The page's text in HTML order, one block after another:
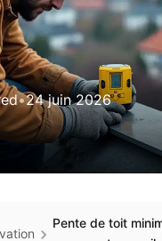
•24 juin 2026
Pente de toit